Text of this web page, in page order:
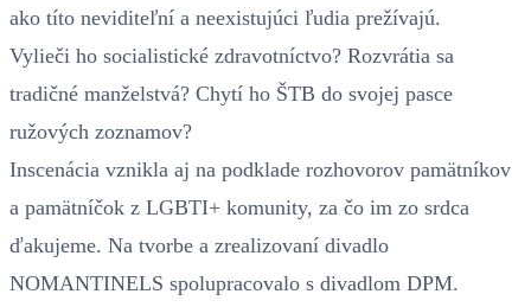
ako títo neviditeľní a neexistujúci ľudia prežívajú.
Vylieči ho socialistické zdravotníctvo? Rozvrátia sa
tradičné manželstvá? Chytí ho ŠTB do svojej pasce
ružových zoznamov?
Inscenácia vznikla aj na podklade rozhovorov pamätníkov
a pamätníčok z LGBTI+ komunity, za čo im zo srdca
ďakujeme. Na tvorbe a zrealizovaní divadlo
NOMANTINELS spolupracovalo s divadlom DPM.